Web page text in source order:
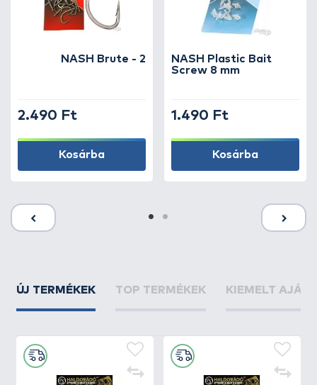
NASH Brute - 2
2.490 Ft
Kosárba
NASH Plastic Bait
Screw 8 mm
1.490 Ft
Kosárba
ÚJ TERMÉKEK TOP TERMÉKEK KIEMELT